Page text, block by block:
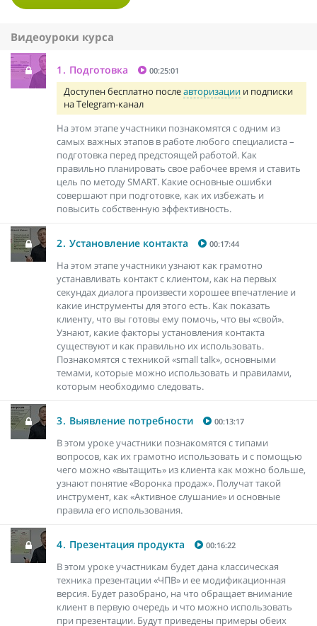
Видеоуроки курса
1. Подготовка 00:25:01
Доступен бесплатно послеавторизации и подписки
на Telegram-канал
На этом этапе участники познакомятся с одним из
самых важных этапов в работе любого специалиста –
подготовка перед предстоящей работой. Как
правильно планировать свое рабочее время и ставить
цель по методу SMART. Какие основные ошибки
совершают при подготовке, как их избежать и
повысить собственную эффективность.
2. Установление контакта 00:17:44
На этом этапе участники узнают как грамотно
устанавливать контакт с клиентом, как на первых
секундах диалога произвести хорошее впечатление и
какие инструменты для этого есть. Как показать
клиенту, что вы готовы ему помочь, что вы «свой».
Узнают, какие факторы установления контакта
существуют и как правильно их использовать.
Познакомятся с техникой «small talk», основными
темами, которые можно использовать и правилами,
которым необходимо следовать.
3. Выявление потребности 00:13:17
В этом уроке участники познакомятся с типами
вопросов, как их грамотно использовать и с помощью
чего можно «вытащить» из клиента как можно больше,
узнают понятие «Воронка продаж». Получат такой
инструмент, как «Активное слушание» и основные
правила его использования.
4. Презентация продукта 00:16:22
В этом уроке участникам будет дана классическая
техника презентации «ЧПВ» и ее модификационная
версия. Будет разобрано, на что обращает внимание
клиент в первую очередь и что можно использовать
при презентации. Будут приведены примеры обеих